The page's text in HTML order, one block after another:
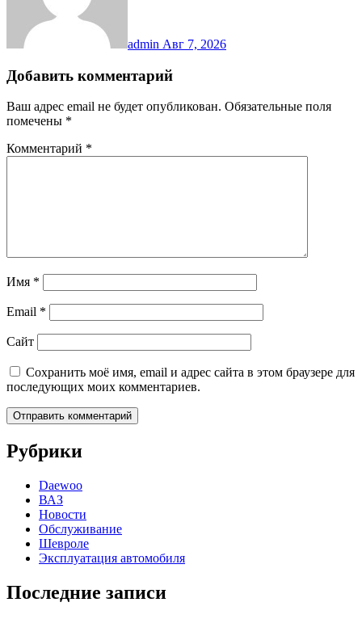
admin Авг 7, 2026
Добавить комментарий
Ваш адрес email не будет опубликован. Обязательные поля
помечены *
Комментарий *
Имя *
Email *
Сайт
Сохранить моё имя, email и адрес сайта в этом браузере для
последующих моих комментариев.
Рубрики
Daewoo
ВАЗ
Новости
Обслуживание
Шевроле
Эксплуатация автомобиля
Последние записи